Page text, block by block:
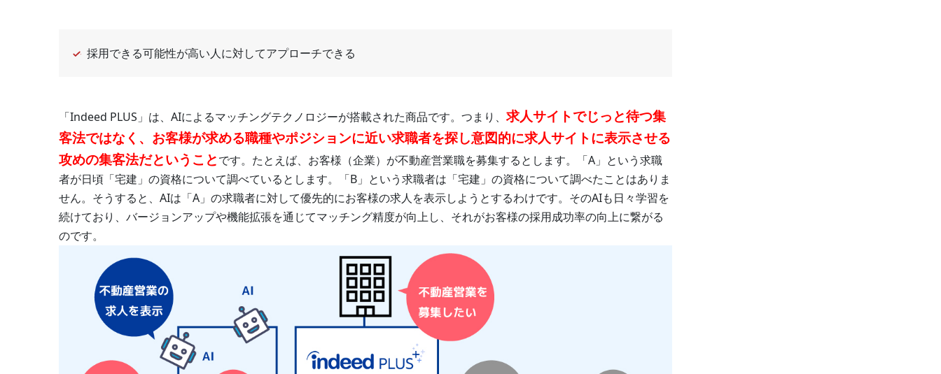
採用できる可能性が高い人に対してアプローチできる
「Indeed PLUS」は、AIによるマッチングテクノロジーが搭載された商品です。つまり、 求人サイトでじっと待つ集
客法ではなく、お客様が求める職種やポジションに近い求職者を探し意図的に求人サイトに表示させる
攻めの集客法だということです。たとえば、お客様（企業）が不動産営業職を募集するとします。「A」という求職
者が日頃「宅建」の資格について調べているとします。「B」という求職者は「宅建」の資格について調べたことはありま
せん。そうすると、AIは「A」の求職者に対して優先的にお客様の求人を表示しようとするわけです。そのAIも日々学習を
続けており、バージョンアップや機能拡張を通じてマッチング精度が向上し、それがお客様の採用成功率の向上に繋がる
のです。